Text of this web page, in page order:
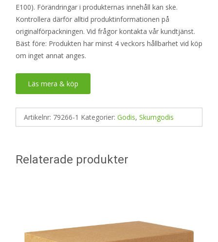
E100). Förändringar i produkternas innehåll kan ske.
Kontrollera därför alltid produktinformationen på
originalförpackningen. Vid frågor kontakta vår kundtjänst.
Bäst före: Produkten har minst 4 veckors hållbarhet vid köp
om inget annat anges.
Läs mera & köp
Artikelnr: 79266-1 Kategorier: Godis, Skumgodis
Relaterade produkter